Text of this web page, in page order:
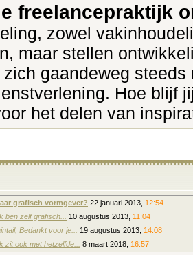
freelancepraktijk
zowel
maar stellen
gaandeweg
Hoe blijf
het delen van
grafisch vormgever? 22 januari 2013, 12:54
ben zelf grafisch... 10 augustus 2013, 11:04
Bedankt voor je... 19 augustus 2013, 14:08
zit ook met hetzelfde... 8 maart 2018, 16:57